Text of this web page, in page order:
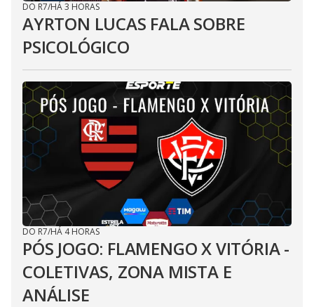
DO R7/HÁ 3 HORAS
AYRTON LUCAS FALA SOBRE
PSICOLÓGICO
DO R7/HÁ 4 HORAS
PÓS JOGO: FLAMENGO X VITÓRIA -
COLETIVAS, ZONA MISTA E
ANÁLISE